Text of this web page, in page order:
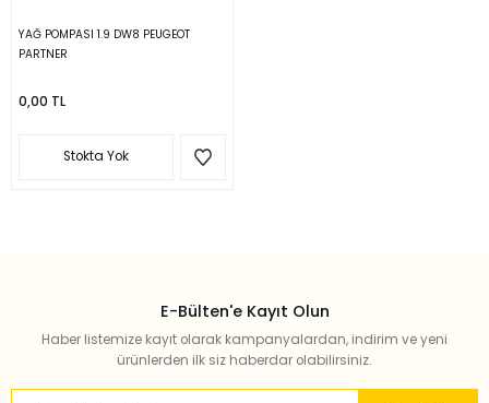
YAĞ POMPASI 1.9 DW8 PEUGEOT
PARTNER
0,00 TL
Stokta Yok
E-Bülten'e Kayıt Olun
Haber listemize kayıt olarak kampanyalardan, indirim ve yeni
ürünlerden ilk siz haberdar olabilirsiniz.